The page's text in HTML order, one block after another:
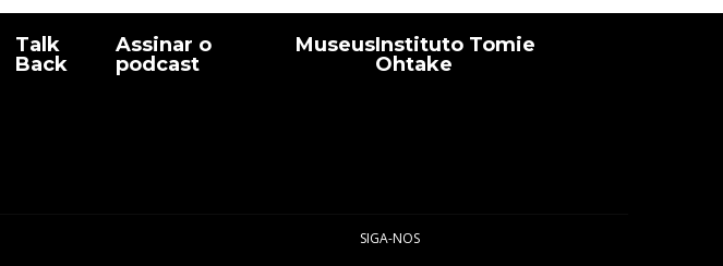
Talk
Back
Assinar o
podcast
MuseusInstituto Tomie
Ohtake
SIGA-NOS